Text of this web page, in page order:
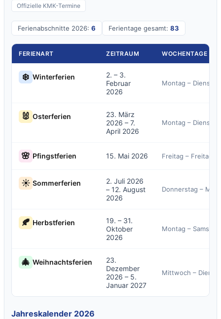
Offizielle KMK-Termine
Ferienabschnitte 2026: 6 Ferientage gesamt: 83
FERIENART ZEITRAUM WOCHENTAGE
❄️ Winterferien
2. – 3.
Februar
2026
Montag – Dienstag
🐰 Osterferien
23. März
2026 – 7.
April 2026
Montag – Dienstag
🌸 Pfingstferien 15. Mai 2026 Freitag – Freitag
☀️ Sommerferien
2. Juli 2026
– 12. August
2026
Donnerstag –
🍂 Herbstferien
19. – 31.
Oktober
2026
Montag – Samstag
🎄 Weihnachtsferien
23.
Dezember
2026 – 5.
Januar 2027
Mittwoch –
Jahreskalender 2026